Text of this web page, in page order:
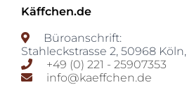
Käffchen.de
Büroanschrift:
Stahleckstrasse 2, 50968 Köln,
+49 (0) 221 - 25907353
info@kaeffchen.de